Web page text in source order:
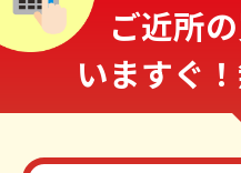
ご近所
いますぐ